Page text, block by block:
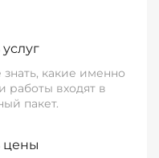
какие именно
работы входят в
пакет.
цены